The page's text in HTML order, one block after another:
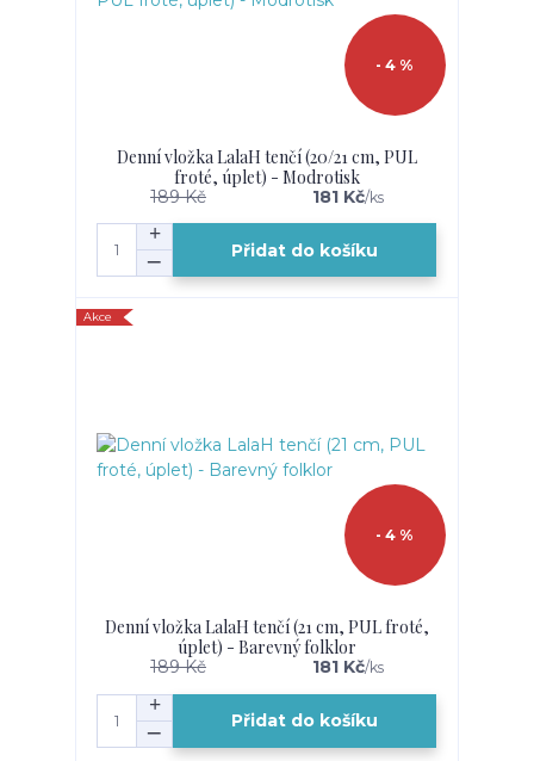
- 4 %
Denní vložka LalaH tenčí (20/21 cm, PUL
froté, úplet) - Modrotisk
189 Kč 181 Kč/ks
Přidat do košíku
Akce
- 4 %
Denní vložka LalaH tenčí (21 cm, PUL froté,
úplet) - Barevný folklor
189 Kč 181 Kč/ks
Přidat do košíku